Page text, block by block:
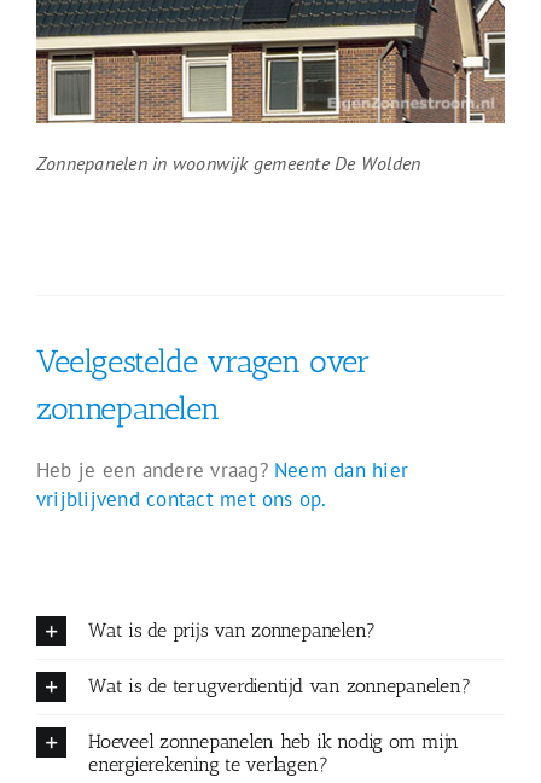
Zonnepanelen in woonwijk gemeente De Wolden
Veelgestelde vragen over
zonnepanelen
Heb je een andere vraag? Neem dan hier
vrijblijvend contact met ons op.
Wat is de prijs van zonnepanelen?
Wat is de terugverdientijd van zonnepanelen?
Hoeveel zonnepanelen heb ik nodig om mijn
energierekening te verlagen?